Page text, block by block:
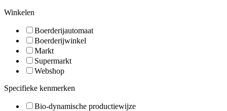
Winkelen
Boerderijautomaat
Boerderijwinkel
Markt
Supermarkt
Webshop
Specifieke kenmerken
Bio-dynamische productiewijze